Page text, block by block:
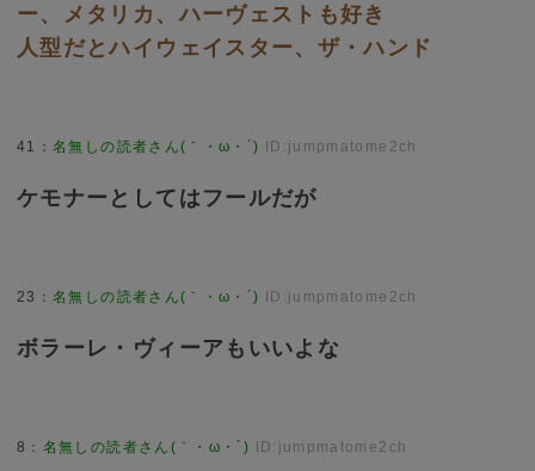
ー、メタリカ、ハーヴェストも好き
人型だとハイウェイスター、ザ・ハンド
41 ：名無しの読者さん(｀・ω・´) ID:jumpmatome2ch
ケモナーとしてはフールだが
23 ：名無しの読者さん(｀・ω・´) ID:jumpmatome2ch
ボラーレ・ヴィーアもいいよな
8 ： 名無しの読者さん(｀・ω・´) ID:jumpmatome2ch